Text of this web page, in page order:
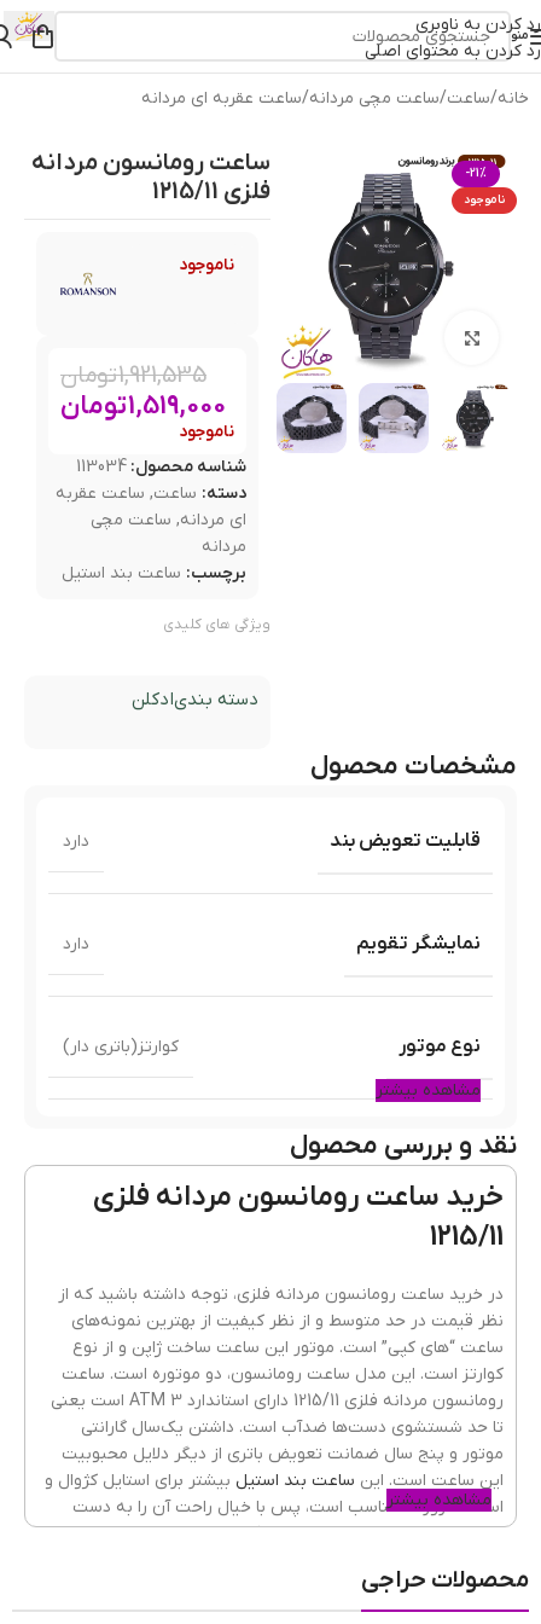
رد کردن به ناوبری
رد کردن به محتوای اصلی
منو
خانه/ساعت/ساعت مچی مردانه/ساعت عقربه ای مردانه
-21%
ناموجود
بزرگنمایی تصویر
ساعت رومانسون مردانه
فلزی 1215/11
ناموجود
1,921,535تومان
1,519,000تومان
ناموجود
شناسه محصول: 113034
دسته: ساعت, ساعت عقربه
ای مردانه, ساعت مچی
مردانه
برچسب: ساعت بند استیل
ویژگی های کلیدی
دسته بندیادکلن
مشخصات محصول
قابلیت تعویض بند دارد
نمایشگر تقویم دارد
نوع موتور کوارتز(باتری دار)
رنگ قاب
جنس قاب
رنگ بند مشکی
جنسیت ساعت مردانه
مشاهده بیشتر
نقد و بررسی محصول
خرید ساعت رومانسون مردانه فلزی
1215/11
در خرید ساعت رومانسون مردانه فلزی، توجه داشته باشید که از
نظر قیمت در حد متوسط و از نظر کیفیت از بهترین نمونه‌های
ساعت “های کپی” است. موتور این ساعت ساخت ژاپن و از نوع
کوارتز است. این مدل ساعت رومانسون، دو موتوره است. ساعت
رومانسون مردانه فلزی 1215/11 دارای استاندارد 3 ATM است یعنی
تا حد شستشوی دست‌ها ضدآب است. داشتن یک‌سال گارانتی
موتور و پنج سال ضمانت تعویض باتری از دیگر دلایل محبوبیت
این ساعت است. این ساعت بند استیل بیشتر برای استایل کژوال و
استفاده روزانه مناسب است، پس با خیال راحت آن را به دست
بیندازید و به مهمانی، خرید یا دانشگاه بروید.
مشاهده بیشتر
محصولات حراجی